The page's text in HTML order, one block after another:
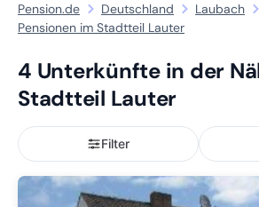
Pension.de Deutschland
Laubach
Pensionen im Stadtteil Lauter
4 Unterkünfte in der
Stadtteil Lauter
Filter